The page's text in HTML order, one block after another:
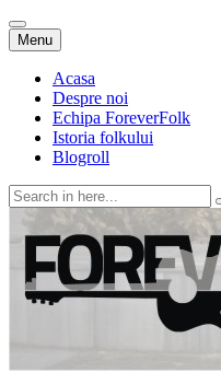
Menu Skip
to
content
Acasa
Despre noi
Echipa ForeverFolk
Istoria folkului
Blogroll
Search
for:
ForeverFolk
Muzica sufletului tau